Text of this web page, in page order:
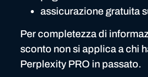
assicurazione gratuita
Per completezza di
sconto non si applica a chi
Perplexity PRO in passato.